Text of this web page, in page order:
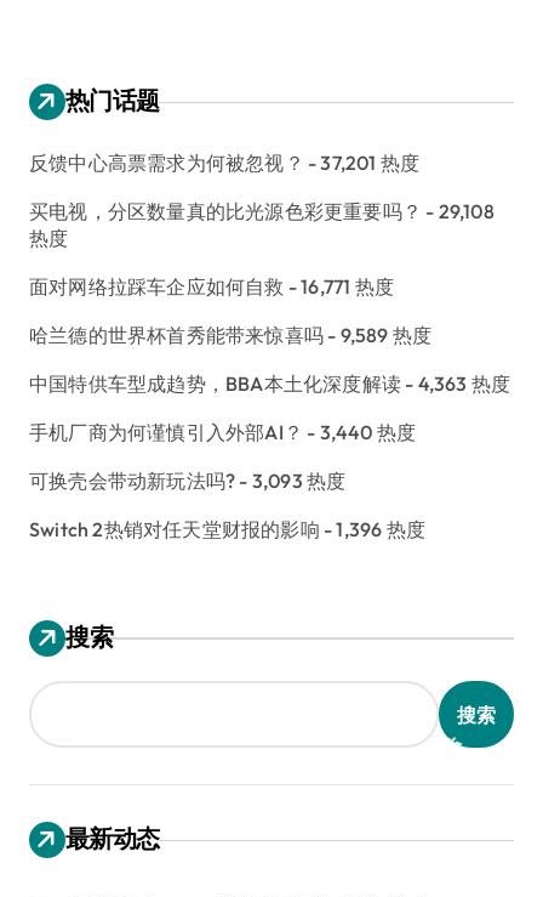
热门话题
反馈中心高票需求为何被忽视？ - 37,201 热度
买电视，分区数量真的比光源色彩更重要吗？ - 29,108
热度
面对网络拉踩车企应如何自救 - 16,771 热度
哈兰德的世界杯首秀能带来惊喜吗 - 9,589 热度
中国特供车型成趋势，BBA本土化深度解读 - 4,363 热度
手机厂商为何谨慎引入外部AI？ - 3,440 热度
可换壳会带动新玩法吗? - 3,093 热度
Switch 2热销对任天堂财报的影响 - 1,396 热度
搜索
搜索
最新动态